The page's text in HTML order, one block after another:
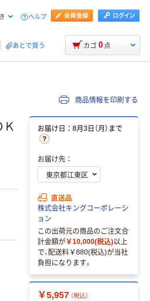
ヘルプ
あとで買う カゴ 0 点
商品情報を印刷する
お届け日：8月3日（月）まで
お届け先：
直送品
株式会社キングコーポレーシ
ョン
この出荷元の商品のご注文合
計金額が￥10,000(税込)以上
で、配送料￥880(税込)が当社
負担になります。
￥5,957 （税込）